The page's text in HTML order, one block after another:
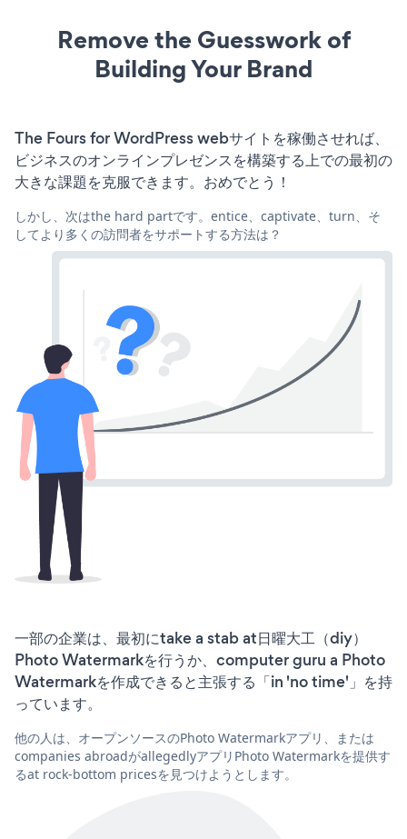
Remove the Guesswork of
Building Your Brand
The Fours for WordPress webサイトを稼働させれば、
ビジネスのオンラインプレゼンスを構築する上での最初の
大きな課題を克服できます。おめでとう！
しかし、次はthe hard partです。entice、captivate、turn、そ
してより多くの訪問者をサポートする方法は？
一部の企業は、最初にtake a stab at日曜大工（diy）
Photo Watermarkを行うか、computer guru a Photo
Watermarkを作成できると主張する「in 'no time'」を持
っています。
他の人は、オープンソースのPhoto Watermarkアプリ、または
companies abroadがallegedlyアプリPhoto Watermarkを提供す
るat rock-bottom pricesを見つけようとします。